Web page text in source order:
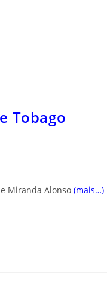
Tobago
Miranda Alonso (mais…)